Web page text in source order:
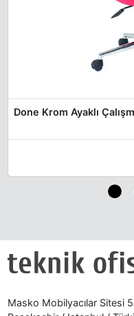
Done Krom Ayaklı
Masko Mobilyacılar Sitesi